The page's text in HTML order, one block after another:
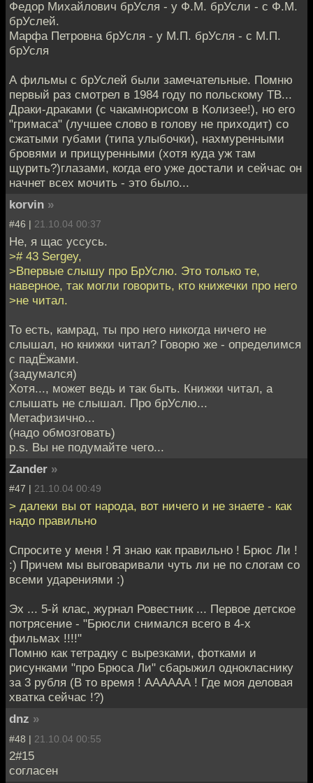
Федор Михайлович брУсля - у Ф.М. брУсли - с Ф.М.
брУслей.
Марфа Петровна брУсля - у М.П. брУсля - с М.П.
брУсля
А фильмы с брУслей были замечательные. Помню
первый раз смотрел в 1984 году по польскому ТВ...
Драки-драками (с чакамнорисом в Колизее!), но его
"гримаса" (лучшее слово в голову не приходит) со
сжатыми губами (типа улыбочки), нахмуренными
бровями и прищуренными (хотя куда уж там
щурить?)глазами, когда его уже достали и сейчас он
начнет всех мочить - это было...
korvin »
#46 | 21.10.04 00:37
Не, я щас уссусь.
># 43 Sergey,
>Впервые слышу про БрУслю. Это только те,
наверное, так могли говорить, кто книжечки про него
>не читал.
То есть, камрад, ты про него никогда ничего не
слышал, но книжки читал? Говорю же - определимся
с падЁжами.
(задумался)
Хотя..., может ведь и так быть. Книжки читал, а
слышать не слышал. Про брУслю...
Метафизично...
(надо обмозговать)
p.s. Вы не подумайте чего...
Zander »
#47 | 21.10.04 00:49
> далеки вы от народа, вот ничего и не знаете - как
надо правильно
Спросите у меня ! Я знаю как правильно ! Брюс Ли !
:) Причем мы выговаривали чуть ли не по слогам со
всеми ударениями :)
Эх ... 5-й клас, журнал Ровестник ... Первое детское
потрясение - "Брюсли снимался всего в 4-х
фильмах !!!!"
Помню как тетрадку с вырезками, фотками и
рисунками "про Брюса Ли" сбарыжил однокласнику
за 3 рубля (В то время ! АААААА ! Где моя деловая
хватка сейчас !?)
dnz »
#48 | 21.10.04 00:55
2#15
согласен